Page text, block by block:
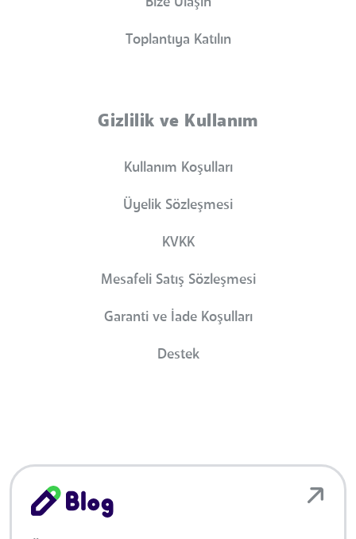
Toplantıya Katılın
Gizlilik ve Kullanım
Kullanım Koşulları
Üyelik Sözleşmesi
KVKK
Mesafeli Satış Sözleşmesi
Garanti ve İade Koşulları
Destek